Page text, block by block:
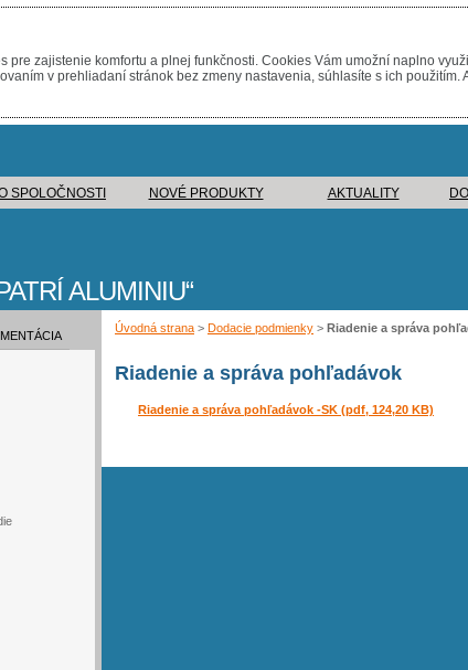
SPOLOČNOSTI NOVÉ PRODUKTY AKTUALITY
ALUMINIU
Úvodná strana > Dodacie podmienky > Riadenie a správa
Riadenie a správa pohľadávok
Riadenie a správa pohľadávok -SK (pdf, 124,20 KB)
pre zajistenie komfortu a plnej funkčnosti. Cookies Vám umožní naplno
v prehliadaní stránok bez zmeny nastavenia, súhlasíte s ich